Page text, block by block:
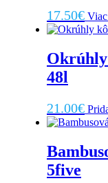
17.50€
Okrúhly
48l
21.00€
5five